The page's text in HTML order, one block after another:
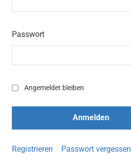
Passwort
Angemeldet bleiben
Registrieren Passwort vergessen